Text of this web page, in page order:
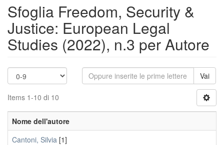
Sfoglia Freedom, Security &
Justice: European Legal
Studies (2022), n.3 per Autore
Vai
Items 1-10 di 10
Nome dell'autore
Cantoni, Silvia [1]